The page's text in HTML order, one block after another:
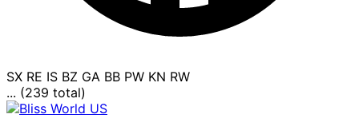
SX RE IS BZ GA BB PW KN RW
... (239 total)